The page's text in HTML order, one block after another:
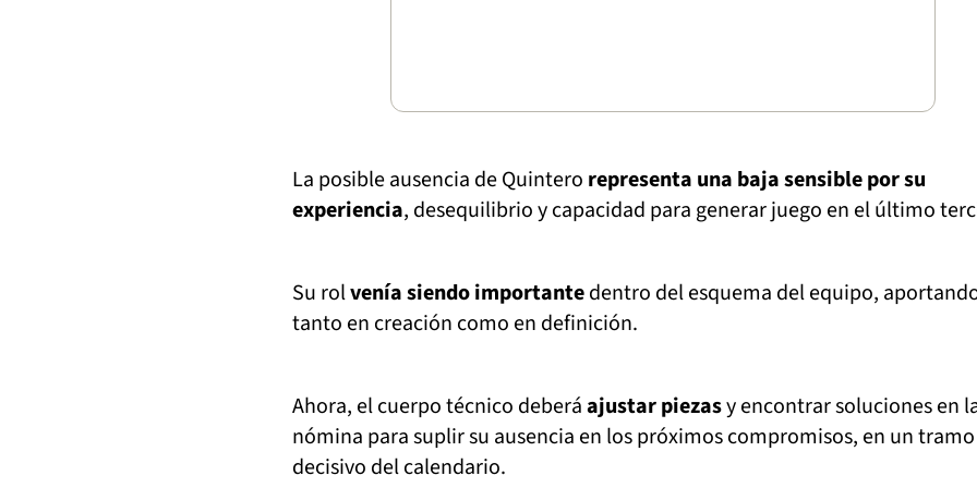
La posible ausencia de Quintero representa una baja sensible por su
experiencia, desequilibrio y capacidad para generar juego en el último
Su rolvenía siendo importantedentro del esquema del equipo,
tanto en creación como en definición.
Ahora, el cuerpo técnico deberáajustar piezasy encontrar soluciones en
nómina para suplir su ausencia en los próximos compromisos, en un tramo
decisivo del calendario.